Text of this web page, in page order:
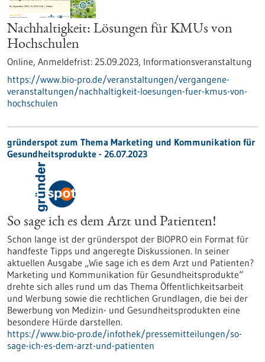
Nachhaltigkeit: Lösungen für KMUs von
Hochschulen
Online, Anmeldefrist: 25.09.2023, Informationsveranstaltung
https://www.bio-pro.de/veranstaltungen/vergangene-
veranstaltungen/nachhaltigkeit-loesungen-fuer-kmus-von-
hochschulen
gründerspot zum Thema Marketing und Kommunikation für
Gesundheitsprodukte - 26.07.2023
So sage ich es dem Arzt und Patienten!
Schon lange ist der gründerspot der BIOPRO ein Format für
handfeste Tipps und angeregte Diskussionen. In seiner
aktuellen Ausgabe „Wie sage ich es dem Arzt und Patienten?
Marketing und Kommunikation für Gesundheitsprodukte“
drehte sich alles rund um das Thema Öffentlichkeitsarbeit
und Werbung sowie die rechtlichen Grundlagen, die bei der
Bewerbung von Medizin- und Gesundheitsprodukten eine
besondere Hürde darstellen.
https://www.bio-pro.de/infothek/pressemitteilungen/so-
sage-ich-es-dem-arzt-und-patienten